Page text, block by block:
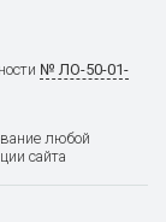
№ ЛО-50-01-
любой
сайта